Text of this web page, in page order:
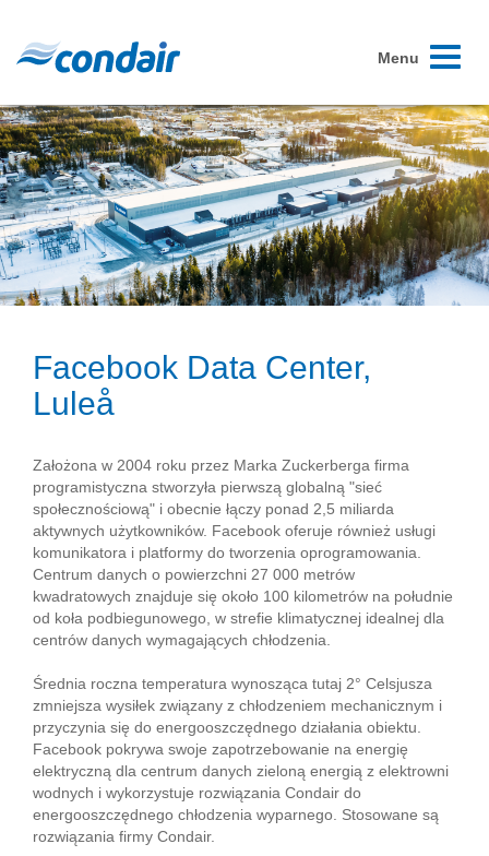
Toggle
Menu
Facebook Data Center,
Luleå
Założona w 2004 roku przez Marka Zuckerberga firma
programistyczna stworzyła pierwszą globalną "sieć
społecznościową" i obecnie łączy ponad 2,5 miliarda
aktywnych użytkowników. Facebook oferuje również usługi
komunikatora i platformy do tworzenia oprogramowania.
Centrum danych o powierzchni 27 000 metrów
kwadratowych znajduje się około 100 kilometrów na południe
od koła podbiegunowego, w strefie klimatycznej idealnej dla
centrów danych wymagających chłodzenia.
Średnia roczna temperatura wynosząca tutaj 2° Celsjusza
zmniejsza wysiłek związany z chłodzeniem mechanicznym i
przyczynia się do energooszczędnego działania obiektu.
Facebook pokrywa swoje zapotrzebowanie na energię
elektryczną dla centrum danych zieloną energią z elektrowni
wodnych i wykorzystuje rozwiązania Condair do
energooszczędnego chłodzenia wyparnego. Stosowane są
rozwiązania firmy Condair.